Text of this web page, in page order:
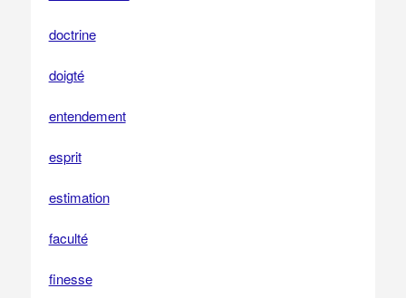
doctrine
doigté
entendement
esprit
estimation
faculté
finesse